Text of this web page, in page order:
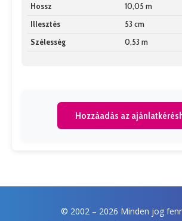
Hossz
10,05 m
Illesztés
53 cm
Szélesség
0,53 m
Hozzáadás az
© 2002 – 2026 Minden jog